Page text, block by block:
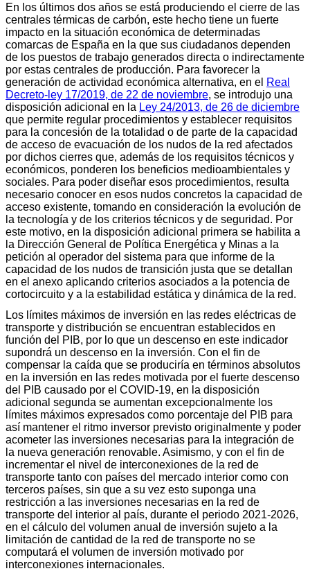
En los últimos dos años se está produciendo el cierre de las
centrales térmicas de carbón, este hecho tiene un fuerte
impacto en la situación económica de determinadas
comarcas de España en la que sus ciudadanos dependen
de los puestos de trabajo generados directa o indirectamente
por estas centrales de producción. Para favorecer la
generación de actividad económica alternativa, en el Real
Decreto-ley 17/2019, de 22 de noviembre, se introdujo una
disposición adicional en la Ley 24/2013, de 26 de diciembre
que permite regular procedimientos y establecer requisitos
para la concesión de la totalidad o de parte de la capacidad
de acceso de evacuación de los nudos de la red afectados
por dichos cierres que, además de los requisitos técnicos y
económicos, ponderen los beneficios medioambientales y
sociales. Para poder diseñar esos procedimientos, resulta
necesario conocer en esos nudos concretos la capacidad de
acceso existente, tomando en consideración la evolución de
la tecnología y de los criterios técnicos y de seguridad. Por
este motivo, en la disposición adicional primera se habilita a
la Dirección General de Política Energética y Minas a la
petición al operador del sistema para que informe de la
capacidad de los nudos de transición justa que se detallan
en el anexo aplicando criterios asociados a la potencia de
cortocircuito y a la estabilidad estática y dinámica de la red.
Los límites máximos de inversión en las redes eléctricas de
transporte y distribución se encuentran establecidos en
función del PIB, por lo que un descenso en este indicador
supondrá un descenso en la inversión. Con el fin de
compensar la caída que se produciría en términos absolutos
en la inversión en las redes motivada por el fuerte descenso
del PIB causado por el COVID-19, en la disposición
adicional segunda se aumentan excepcionalmente los
límites máximos expresados como porcentaje del PIB para
así mantener el ritmo inversor previsto originalmente y poder
acometer las inversiones necesarias para la integración de
la nueva generación renovable. Asimismo, y con el fin de
incrementar el nivel de interconexiones de la red de
transporte tanto con países del mercado interior como con
terceros países, sin que a su vez esto suponga una
restricción a las inversiones necesarias en la red de
transporte del interior al país, durante el periodo 2021-2026,
en el cálculo del volumen anual de inversión sujeto a la
limitación de cantidad de la red de transporte no se
computará el volumen de inversión motivado por
interconexiones internacionales.